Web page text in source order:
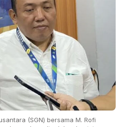
(SGN) bersama M. Rofi